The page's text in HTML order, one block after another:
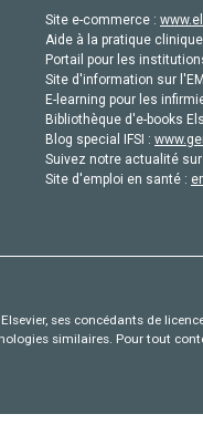
Site e-commerce :
Aide à la pratique
Portail pour les
Site d'information sur
E-learning pour les
Bibliothèque d'e-books
Blog special IFSI :
Suivez notre actualité
Site d'emploi en santé :
ses concédants de
similaires. Pour tout